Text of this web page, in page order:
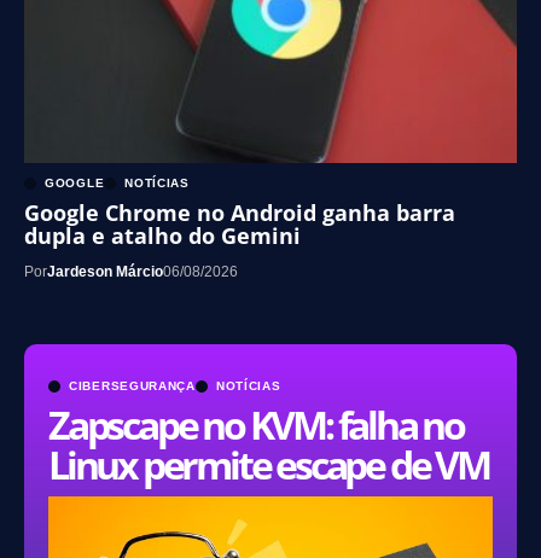
CIBERSEGURANÇA NOTÍCIAS
Zapscape no KVM: falha no
Linux permite escape de VM
GOOGLE NOTÍCIAS
Google Chrome no Android ganha barra
dupla e atalho do Gemini
PorJardeson Márcio06/08/2026